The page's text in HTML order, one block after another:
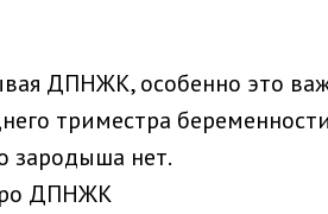
ДПНЖК, особенно это
триместра
зародыша нет.
ДПНЖК